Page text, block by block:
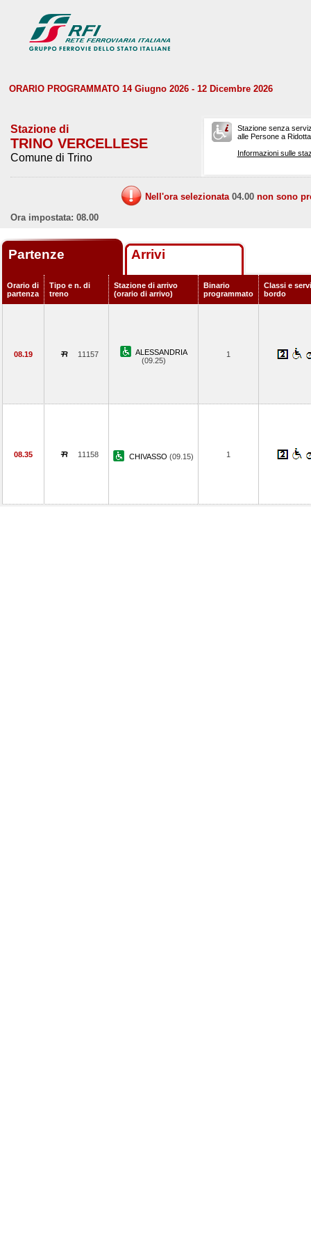
ORARIO PROGRAMMATO 14 Giugno 2026 - 12 Dicembre 2026
Stazione di
TRINO VERCELLESE
Comune di Trino
Stazione senza
alle Persone a
Informazioni sulle
Nell'ora selezionata 04.00 non sono
Ora impostata: 08.00
Partenze Arrivi
Orario di
partenza
Tipo e n. di
treno
Stazione di arrivo
(orario di arrivo)
Binario
programmato
Classi e
bordo
08.19 11157
ALESSANDRIA
(09.25)
1
08.35 11158 CHIVASSO (09.15) 1